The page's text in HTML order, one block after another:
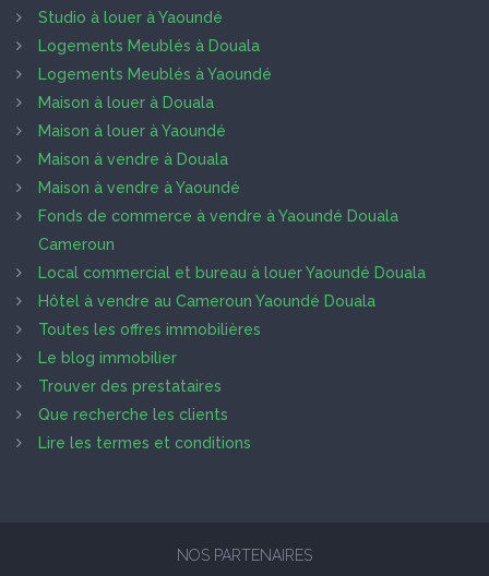
Studio à louer à Yaoundé
Logements Meublés à Douala
Logements Meublés à Yaoundé
Maison à louer à Douala
Maison à louer à Yaoundé
Maison à vendre à Douala
Maison à vendre à Yaoundé
Fonds de commerce à vendre à Yaoundé Douala
Cameroun
Local commercial et bureau à louer Yaoundé Douala
Hôtel à vendre au Cameroun Yaoundé Douala
Toutes les offres immobilières
Le blog immobilier
Trouver des prestataires
Que recherche les clients
Lire les termes et conditions
NOS PARTENAIRES